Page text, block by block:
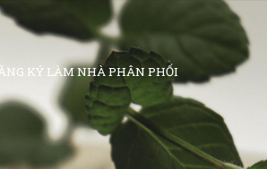
KÝ LÀM NHÀ PHÂN PHỐI